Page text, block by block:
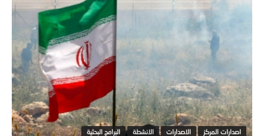
اصدارات المركز الاصدارات الانشطة البرامج البحثية